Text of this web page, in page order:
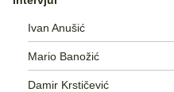
Ivan Anušić
Mario Banožić
Damir Krstičević